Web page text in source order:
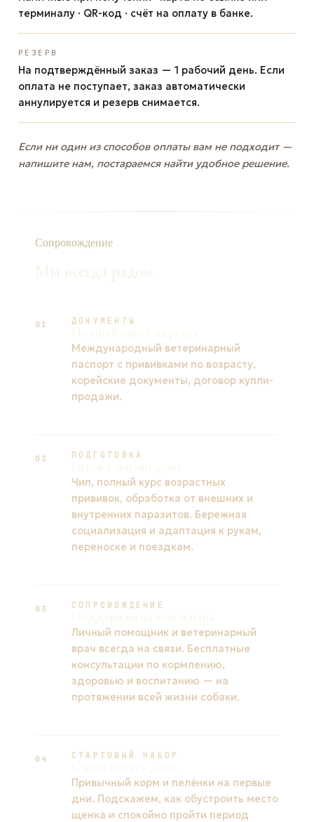
терминалу · QR-код · счёт на оплату в банке.
РЕЗЕРВ
На подтверждённый заказ — 1 рабочий день. Если
оплата не поступает, заказ автоматически
аннулируется и резерв снимается.
Если ни один из способов оплаты вам не подходит —
напишите нам, постараемся найти удобное решение.
Сопровождение
Мы всегда рядом
01 ДОКУМЕНТЫ
Международный ветеринарный
паспорт с прививками по возрасту,
корейские документы, договор купли-
продажи.
02 ПОДГОТОВКА
Чип, полный курс возрастных
прививок, обработка от внешних и
внутренних паразитов. Бережная
социализация и адаптация к рукам,
переноске и поездкам.
03 СОПРОВОЖДЕНИЕ
Личный помощник и ветеринарный
врач всегда на связи. Бесплатные
консультации по кормлению,
здоровью и воспитанию — на
протяжении всей жизни собаки.
04 СТАРТОВЫЙ НАБОР
Привычный корм и пелёнки на первые
дни. Подскажем, как обустроить место
щенка и спокойно пройти период